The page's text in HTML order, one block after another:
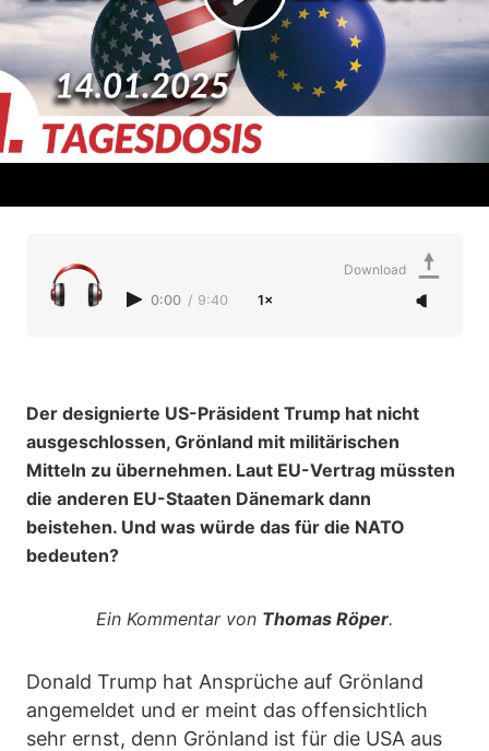
0:00 / 9:40 1×
Download
Der designierte US-Präsident Trump hat nicht
ausgeschlossen, Grönland mit militärischen
Mitteln zu übernehmen. Laut EU-Vertrag müssten
die anderen EU-Staaten Dänemark dann
beistehen. Und was würde das für die NATO
bedeuten?
Ein Kommentar von Thomas Röper.
Donald Trump hat Ansprüche auf Grönland
angemeldet und er meint das offensichtlich
sehr ernst, denn Grönland ist für die USA aus